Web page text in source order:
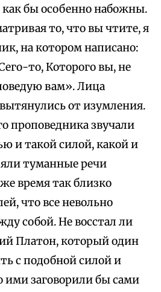
бы особенно набожны.
то, что вы чтите, я
на котором написано:
то, Которого вы, не
вам». Лица
от изумления.
проповедника звучали
и такой силой, какой и
туманные речи
время так близко
что все невольно
собой. Не восстал ли
Платон, который один
с подобной силой и
ими заговорили бы сами